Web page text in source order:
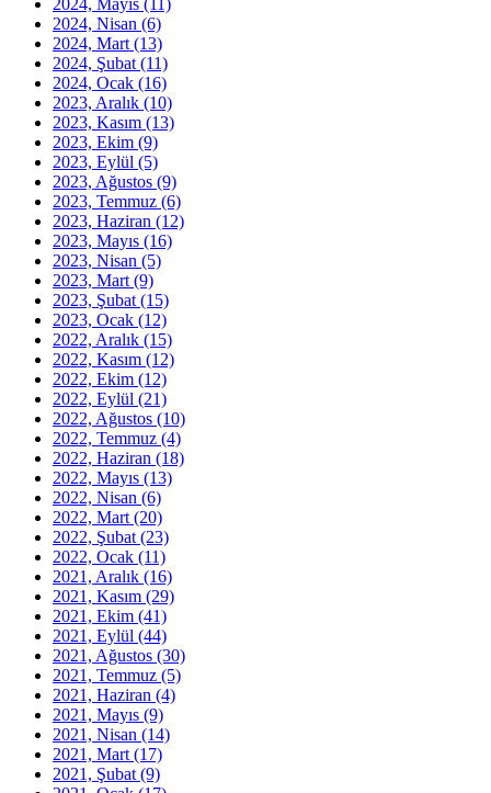
2024, Nisan (6)
2024, Mart (13)
2024, Şubat (11)
2024, Ocak (16)
2023, Aralık (10)
2023, Kasım (13)
2023, Ekim (9)
2023, Eylül (5)
2023, Ağustos (9)
2023, Temmuz (6)
2023, Haziran (12)
2023, Mayıs (16)
2023, Nisan (5)
2023, Mart (9)
2023, Şubat (15)
2023, Ocak (12)
2022, Aralık (15)
2022, Kasım (12)
2022, Ekim (12)
2022, Eylül (21)
2022, Ağustos (10)
2022, Temmuz (4)
2022, Haziran (18)
2022, Mayıs (13)
2022, Nisan (6)
2022, Mart (20)
2022, Şubat (23)
2022, Ocak (11)
2021, Aralık (16)
2021, Kasım (29)
2021, Ekim (41)
2021, Eylül (44)
2021, Ağustos (30)
2021, Temmuz (5)
2021, Haziran (4)
2021, Mayıs (9)
2021, Nisan (14)
2021, Mart (17)
2021, Şubat (9)